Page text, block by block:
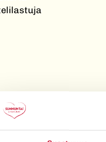
(reilusti
on sekoitettu.
alla lämpimässä